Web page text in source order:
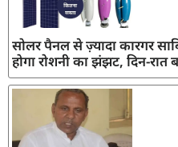
सोलर पैनल से ज़्यादा कारगर
होगा रोशनी का झंझट, दिन-